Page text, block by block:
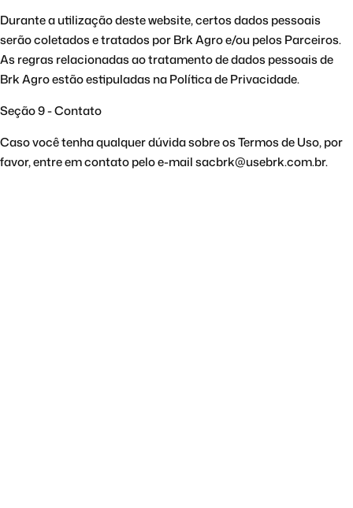
Durante a utilização deste website, certos dados pessoais
serão coletados e tratados por Brk Agro e/ou pelos Parceiros.
As regras relacionadas ao tratamento de dados pessoais de
Brk Agro estão estipuladas na Política de Privacidade.
Seção 9 - Contato
Caso você tenha qualquer dúvida sobre os Termos de Uso, por
favor, entre em contato pelo e-mail sacbrk@usebrk.com.br.